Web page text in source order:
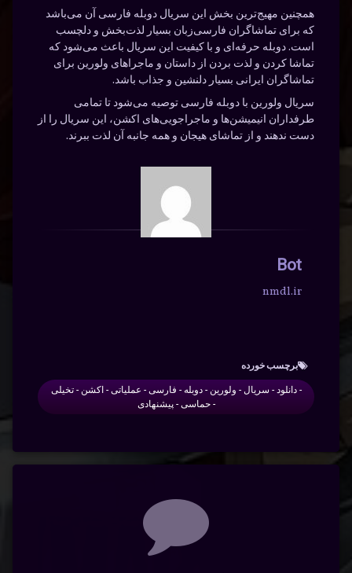
همچنین مهیج‌ترین بخش این سریال دوبله فارسی آن می‌باشد
که برای تماشاگران فارسی‌زبان بسیار لذت‌بخش و دلچسب
است. دوبله حرفه‌ای و با کیفیت این سریال باعث می‌شود که
تماشا کردن و لذت بردن از داستان و ماجراهای ولورین برای
تماشاگران ایرانی بسیار دلنشین و جذاب باشد.
سریال ولورین با دوبله فارسی توصیه می‌شود تا تمامی
طرفداران انیمیشن‌ها و ماجراجویی‌های اکشن، این سریال را از
دست ندهند و از تماشای هیجان و همه جانبه آن لذت ببرند.
Bot
nmdl.ir
برچسب‌ خورده
- دانلود - سریال - ولورین - دوبله - فارسی - عملیاتی - اکشن - تخیلی
- حماسی - پیشنهادی